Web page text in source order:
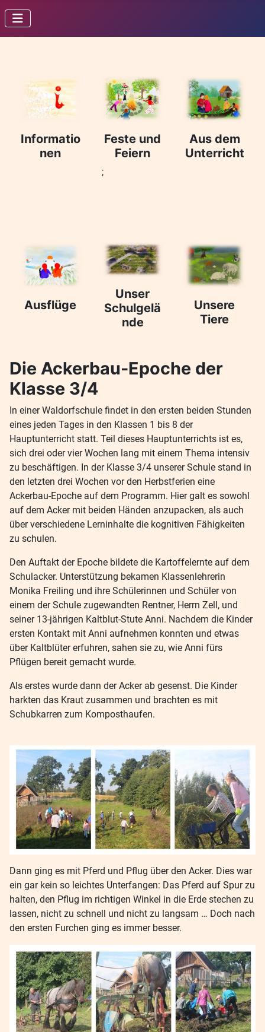
Informatio
nen
Feste und
Feiern
;
Aus dem
Unterricht
Ausflüge
Unser
Schulgelä
nde
Unsere
Tiere
Die Ackerbau-Epoche der
Klasse 3/4
In einer Waldorfschule findet in den ersten beiden Stunden
eines jeden Tages in den Klassen 1 bis 8 der
Hauptunterricht statt. Teil dieses Hauptunterrichts ist es,
sich drei oder vier Wochen lang mit einem Thema intensiv
zu beschäftigen. In der Klasse 3/4 unserer Schule stand in
den letzten drei Wochen vor den Herbstferien eine
Ackerbau-Epoche auf dem Programm. Hier galt es sowohl
auf dem Acker mit beiden Händen anzupacken, als auch
über verschiedene Lerninhalte die kognitiven Fähigkeiten
zu schulen.
Den Auftakt der Epoche bildete die Kartoffelernte auf dem
Schulacker. Unterstützung bekamen Klassenlehrerin
Monika Freiling und ihre Schülerinnen und Schüler von
einem der Schule zugewandten Rentner, Herrn Zell, und
seiner 13-jährigen Kaltblut-Stute Anni. Nachdem die Kinder
ersten Kontakt mit Anni aufnehmen konnten und etwas
über Kaltblüter erfuhren, sahen sie zu, wie Anni fürs
Pflügen bereit gemacht wurde.
Als erstes wurde dann der Acker ab gesenst. Die Kinder
harkten das Kraut zusammen und brachten es mit
Schubkarren zum Komposthaufen.
Dann ging es mit Pferd und Pflug über den Acker. Dies war
ein gar kein so leichtes Unterfangen: Das Pferd auf Spur zu
halten, den Pflug im richtigen Winkel in die Erde stechen zu
lassen, nicht zu schnell und nicht zu langsam … Doch nach
den ersten Furchen ging es immer besser.